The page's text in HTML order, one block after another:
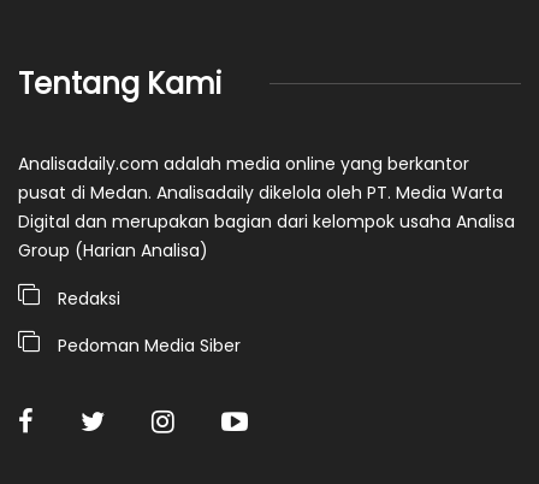
Tentang Kami
Analisadaily.com adalah media online yang berkantor
pusat di Medan. Analisadaily dikelola oleh PT. Media Warta
Digital dan merupakan bagian dari kelompok usaha Analisa
Group (Harian Analisa)
Redaksi
Pedoman Media Siber